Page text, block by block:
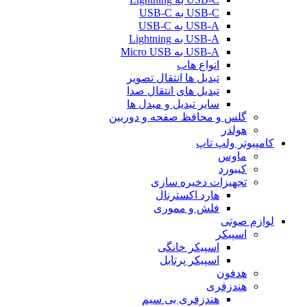
USB-C به USB-C
USB-A به USB-C
USB-A به Lightning
USB-A به Micro USB
انواع هاب
تبدیل ها انتقال تصویر
تبدیل های انتقال صدا
سایر تبدیل و مبدل ها
گلس و محافظ صفحه و دوربین
هولدر
کامپیوتر ولپ تاپ
ماوس
کیبورد
تجهیزات دخیره سازی
هارد اکسترنال
فلش و مموری
لوازم صوتی
اسپیکر
اسپیکر خانگی
اسپیکر پرتابل
هدفون
هندزفری
هندزفری بی سیم